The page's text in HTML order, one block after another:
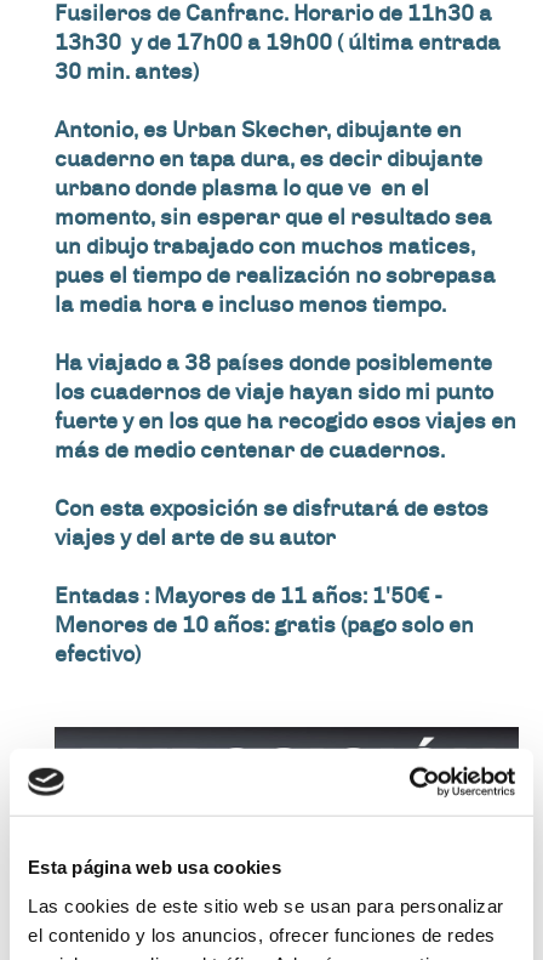
Esta página web usa cookies
Las cookies de este sitio web se usan para personalizar
el contenido y los anuncios, ofrecer funciones de redes
Fusileros de Canfranc. Horario de 11h30 a
13h30 y de 17h00 a 19h00 ( última entrada
30 min. antes)
Antonio, es Urban Skecher, dibujante en
cuaderno en tapa dura, es decir dibujante
urbano donde plasma lo que ve en el
momento, sin esperar que el resultado sea
un dibujo trabajado con muchos matices,
pues el tiempo de realización no sobrepasa
la media hora e incluso menos tiempo.
Ha viajado a 38 países donde posiblemente
los cuadernos de viaje hayan sido mi punto
fuerte y en los que ha recogido esos viajes en
más de medio centenar de cuadernos.
Con esta exposición se disfrutará de estos
viajes y del arte de su autor
Entadas : Mayores de 11 años: 1'50€ -
Menores de 10 años: gratis (pago solo en
efectivo)